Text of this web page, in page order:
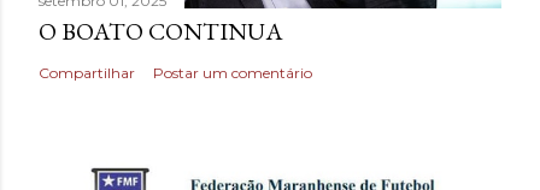
O BOATO CONTINUA
Compartilhar Postar um comentário